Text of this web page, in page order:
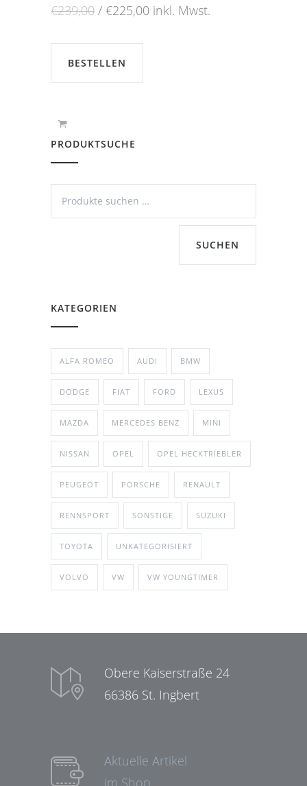
€239,00Ursprünglicher
€239,00
€225,00Aktueller
inkl. Mwst.
BESTELLEN
PRODUKTSUCHE
SUCHEN
KATEGORIEN
ALFA ROMEO AUDI BMW
DODGE FIAT FORD LEXUS
MAZDA MERCEDES BENZ MINI
NISSAN OPEL OPEL HECKTRIEBLER
PEUGEOT PORSCHE RENAULT
RENNSPORT SONSTIGE SUZUKI
TOYOTA UNKATEGORISIERT
VOLVO VW VW YOUNGTIMER
Obere Kaiserstraße 24
66386 St. Ingbert
Aktuelle Artikel
im Shop